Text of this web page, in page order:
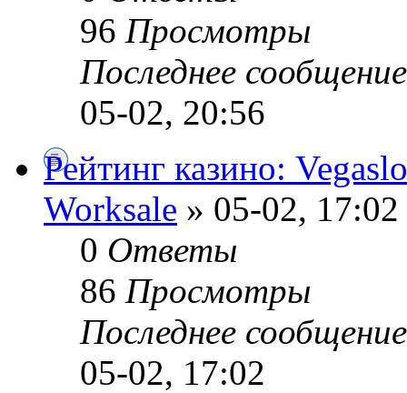
96 Просмотры
Последнее
05-02, 20:56
Рейтинг казино:
Worksale » 05-02, 17:02
0 Ответы
86 Просмотры
Последнее
05-02, 17:02